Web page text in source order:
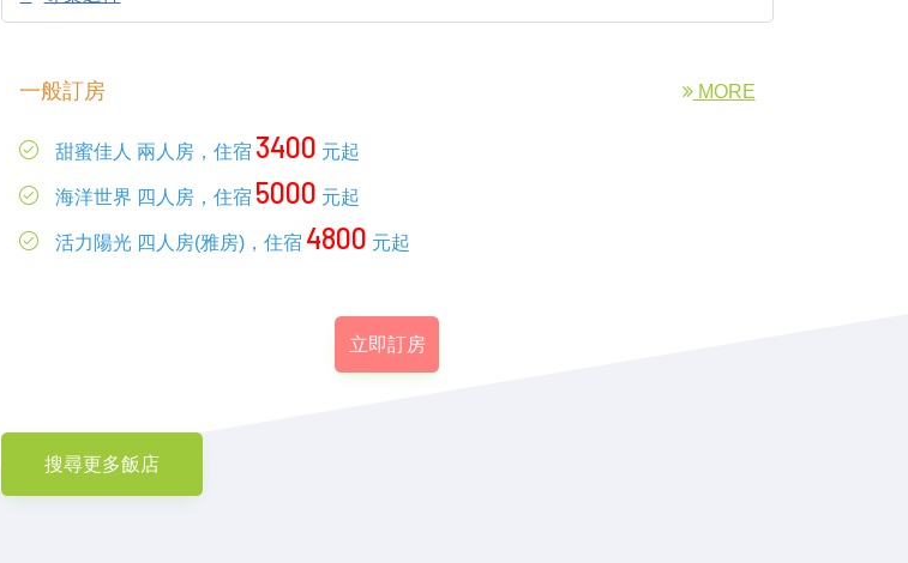
一般訂房 MORE
甜蜜佳人 兩人房，住宿 3400 元起
海洋世界 四人房，住宿 5000 元起
活力陽光 四人房(雅房)，住宿 4800 元起
立即訂房
搜尋更多飯店